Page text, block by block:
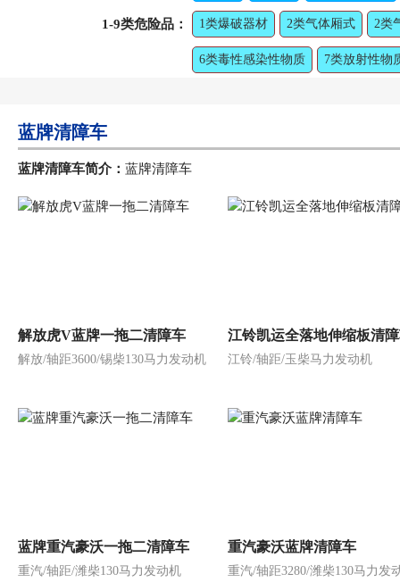
1-9类危险品： 1类爆破器材 2类气体厢式 2类
6类毒性感染性物质 7类放射性物
蓝牌清障车
蓝牌清障车简介： 蓝牌清障车
解放虎V蓝牌一拖二清障车
解放/轴距3600/锡柴130马力发动机
江铃凯运全落地伸缩板清
江铃/轴距/玉柴马力发动机
蓝牌重汽豪沃一拖二清障车
重汽/轴距/潍柴130马力发动机
重汽豪沃蓝牌清障车
重汽/轴距3280/潍柴130马力发